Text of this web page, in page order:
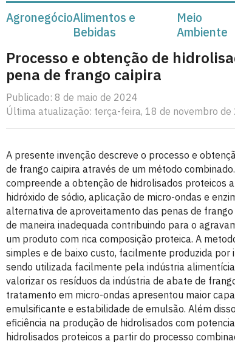
AgronegócioAlimentos e
Bebidas
Meio
Ambiente
Processo e obtenção de
pena de frango caipira
Publicado: 8 de maio de 2024
Última atualização: terça-feira, 18 de novembro de
A presente invenção descreve o processo e
de frango caipira através de um método
compreende a obtenção de hidrolisados proteicos
hidróxido de sódio, aplicação de micro-ondas e
alternativa de aproveitamento das penas de
de maneira inadequada contribuindo para o
um produto com rica composição proteica. A
simples e de baixo custo, facilmente produzida
sendo utilizada facilmente pela indústria
valorizar os resíduos da indústria de abate de
tratamento em micro-ondas apresentou maior
emulsificante e estabilidade de emulsão. Além
eficiência na produção de hidrolisados com
hidrolisados proteicos a partir do processo